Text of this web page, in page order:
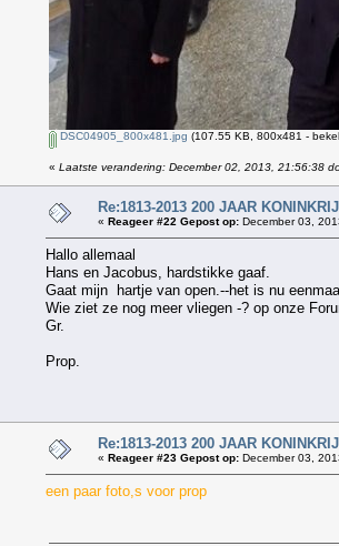
DSC04905_800x481.jpg (107.55 KB, 800x481 -
« Laatste verandering: December 02, 2013, 21:56:38
Re:1813-2013 200 JAAR
« Reageer #22 Gepost op: December 03,
Hallo allemaal
Hans en Jacobus, hardstikke gaaf.
Gaat mijn hartje van open.--het is nu
Wie ziet ze nog meer vliegen -? op onze
Gr.
Prop.
Re:1813-2013 200 JAAR
« Reageer #23 Gepost op: December 03,
een paar foto,s voor prop